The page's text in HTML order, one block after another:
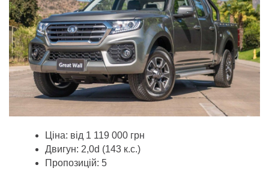
Ціна: від 1 119 000 грн
Двигун: 2,0d (143 к.с.)
Пропозицій: 5